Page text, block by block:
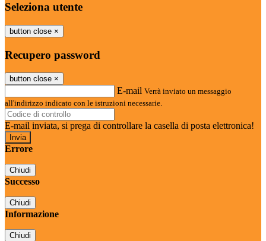
Seleziona utente
button close ×
Recupero password
button close ×
E-mail Verrà inviato un messaggio
all'indirizzo indicato con le istruzioni necessarie.
E-mail inviata, si prega di controllare la casella di posta elettronica!
Errore
Chiudi
Successo
Chiudi
Informazione
Chiudi